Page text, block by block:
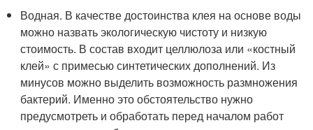
Водная. В качестве достоинства клея на основе воды
можно назвать экологическую чистоту и низкую
стоимость. В состав входит целлюлоза или «костный
клей» с примесью синтетических дополнений. Из
минусов можно выделить возможность размножения
бактерий. Именно это обстоятельство нужно
предусмотреть и обработать перед началом работ